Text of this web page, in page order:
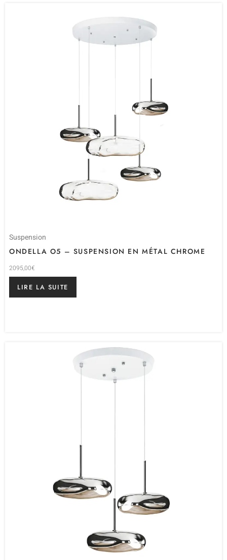
Suspension
ONDELLA O5 – SUSPENSION EN MÉTAL CHROME
2095,00€
LIRE LA SUITE